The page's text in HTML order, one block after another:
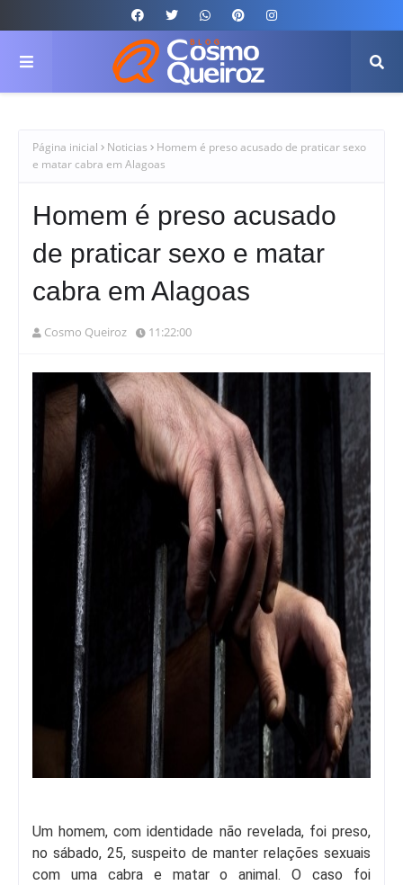
Página inicial Noticias
Homem é preso acusado de praticar sexo
e matar cabra em Alagoas
Homem é preso acusado
de praticar sexo e matar
cabra em Alagoas
Cosmo Queiroz 11:22:00
Um homem, com identidade não revelada, foi preso,
no sábado, 25, suspeito de manter relações sexuais
com uma cabra e matar o animal. O caso foi